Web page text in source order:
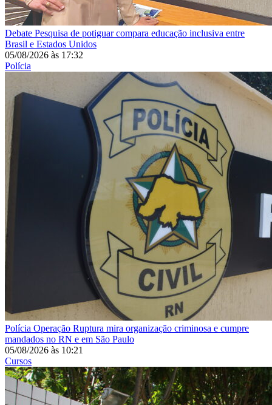
Debate Pesquisa de potiguar compara educação inclusiva entre
Brasil e Estados Unidos
05/08/2026 às 17:32
Polícia
Polícia Operação Ruptura mira organização criminosa e cumpre
mandados no RN e em São Paulo
05/08/2026 às 10:21
Cursos